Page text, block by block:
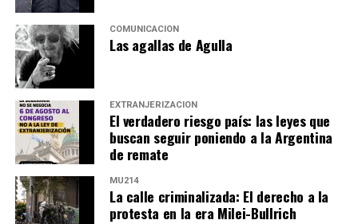
COMUNICACIÓN
Las agallas de Agulla
EXTRANJERIZACIÓN
El verdadero riesgo país: las leyes que
buscan seguir poniendo a la Argentina
de remate
MU214
La calle criminalizada: El derecho a la
protesta en la era Milei-Bullrich